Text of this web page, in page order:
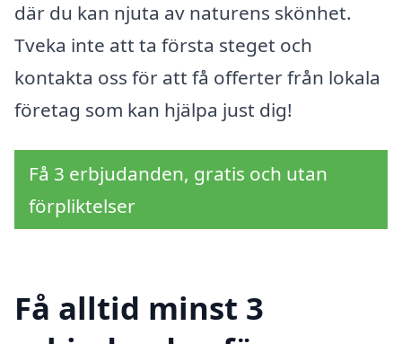
där du kan njuta av naturens skönhet.
Tveka inte att ta första steget och
kontakta oss för att få offerter från lokala
företag som kan hjälpa just dig!
Få 3 erbjudanden, gratis och utan
förpliktelser
Få alltid minst 3